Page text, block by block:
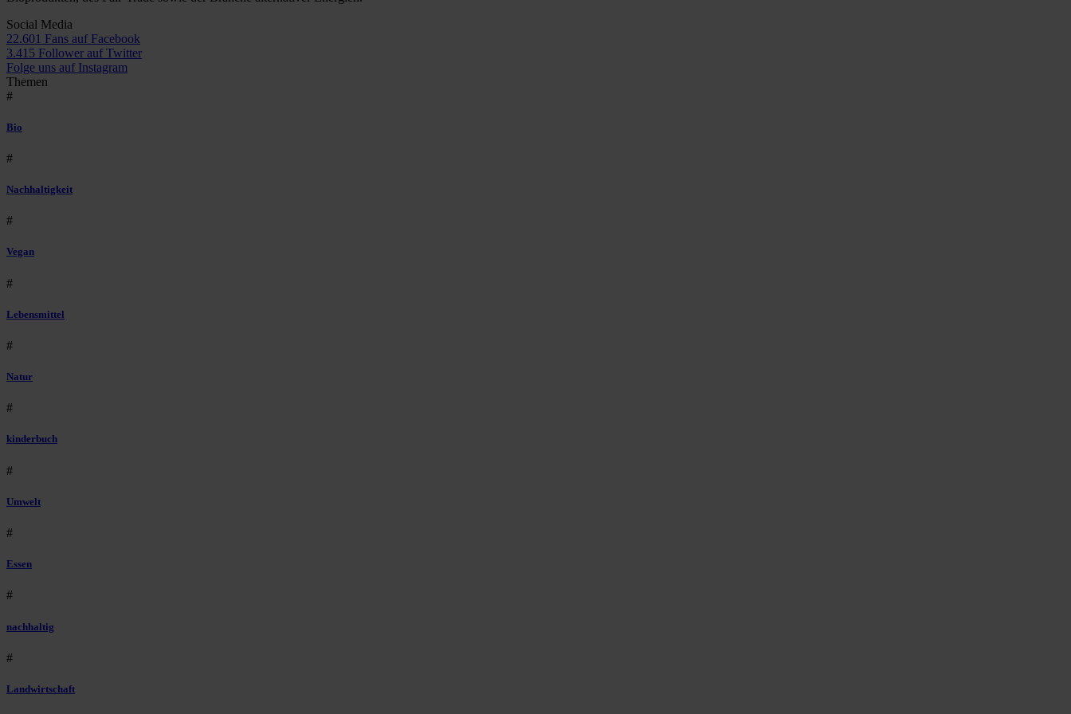
Social Media
22.601 Fans auf Facebook
3.415 Follower auf Twitter
Folge uns auf Instagram
Themen
#
Bio
#
Nachhaltigkeit
#
Vegan
#
Lebensmittel
#
Natur
#
kinderbuch
#
Umwelt
#
Essen
#
nachhaltig
#
Landwirtschaft